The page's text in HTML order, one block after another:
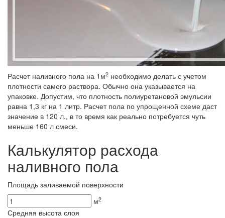
Расчет наливного пола на 1м2 необходимо делать с учетом
плотности самого раствора. Обычно она указывается на
упаковке. Допустим, что плотность полиуретановой эмульсии
равна 1,3 кг на 1 литр. Расчет пола по упрощенной схеме даст
значение в 120 л., в то время как реально потребуется чуть
меньше 160 л смеси.
Калькулятор расхода
наливного пола
Площадь заливаемой поверхности
м2
Средняя высота слоя